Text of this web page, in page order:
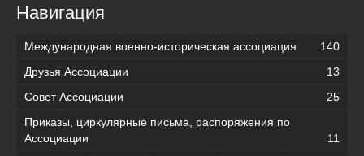
Навигация
Международная военно-историческая ассоциация
140
Друзья Ассоциации
13
Совет Ассоциации
25
Приказы, циркулярные письма, распоряжения по
Ассоциации
11